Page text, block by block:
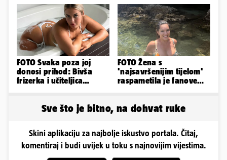
svijet
FOTO Svaka poza joj
donosi prihod: Bivša
frizerka i učiteljica
FOTO Žena s
'najsavršenijim tijelom'
raspametila je fanove
Sve što je bitno, na dohvat ruke
Skini aplikaciju za najbolje iskustvo portala. Čitaj,
komentiraj i budi uvijek u toku s najnovijim vijestima.